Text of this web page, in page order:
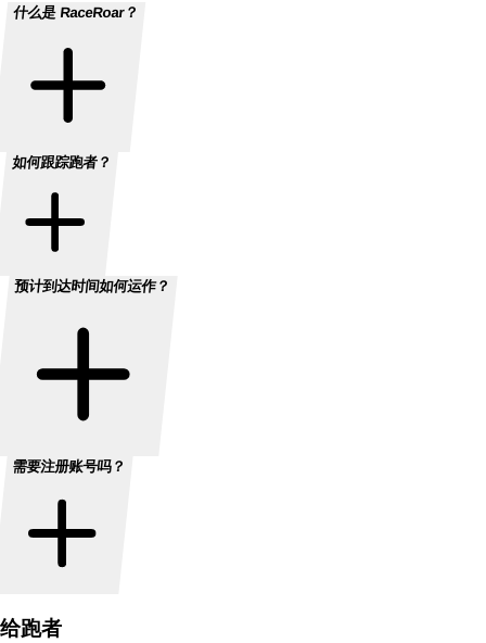
什么是 RaceRoar？
如何跟踪跑者？
预计到达时间如何运作？
需要注册账号吗？
给跑者